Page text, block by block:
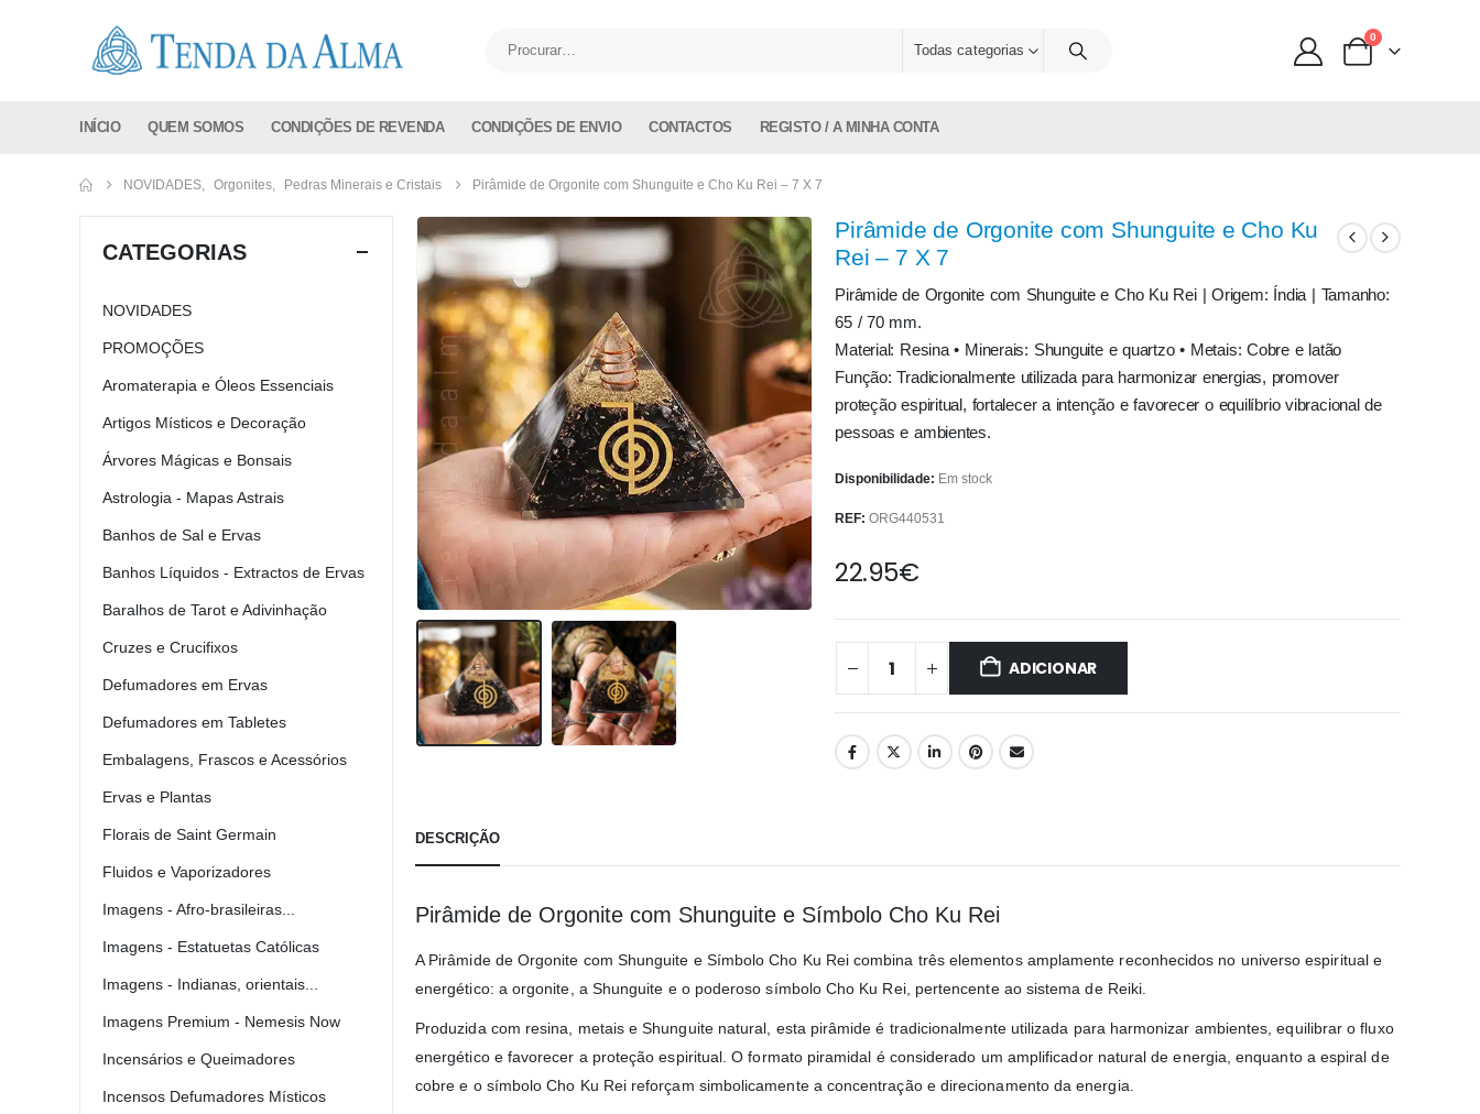
Todas categorias
0
INÍCIO QUEM SOMOS CONDIÇÕES DE REVENDA CONDIÇÕES DE ENVIO CONTACTOS REGISTO / A MINHA CONTA
NOVIDADES, Orgonites, Pedras Minerais e Cristais Pirâmide de Orgonite com Shunguite e Cho Ku Rei – 7 X 7
Pirâmide de Orgonite com Shunguite e Cho Ku
Rei – 7 X 7
Pirâmide de Orgonite com Shunguite e Cho Ku Rei | Origem: Índia | Tamanho:
65 / 70 mm.
Material: Resina • Minerais: Shunguite e quartzo • Metais: Cobre e latão
Função: Tradicionalmente utilizada para harmonizar energias, promover
proteção espiritual, fortalecer a intenção e favorecer o equilíbrio vibracional de
pessoas e ambientes.
Disponibilidade: Em stock
REF:ORG440531
22.95€
ADICIONAR
DESCRIÇÃO
Pirâmide de Orgonite com Shunguite e Símbolo Cho Ku Rei
A Pirâmide de Orgonite com Shunguite e Símbolo Cho Ku Rei combina três elementos amplamente reconhecidos no universo espiritual e
energético: a orgonite, a Shunguite e o poderoso símbolo Cho Ku Rei, pertencente ao sistema de Reiki.
Produzida com resina, metais e Shunguite natural, esta pirâmide é tradicionalmente utilizada para harmonizar ambientes, equilibrar o fluxo
energético e favorecer a proteção espiritual. O formato piramidal é considerado um amplificador natural de energia, enquanto a espiral de
cobre e o símbolo Cho Ku Rei reforçam simbolicamente a concentração e direcionamento da energia.
CATEGORIAS
NOVIDADES
PROMOÇÕES
Aromaterapia e Óleos Essenciais
Artigos Místicos e Decoração
Árvores Mágicas e Bonsais
Astrologia - Mapas Astrais
Banhos de Sal e Ervas
Banhos Líquidos - Extractos de Ervas
Baralhos de Tarot e Adivinhação
Cruzes e Crucifixos
Defumadores em Ervas
Defumadores em Tabletes
Embalagens, Frascos e Acessórios
Ervas e Plantas
Florais de Saint Germain
Fluidos e Vaporizadores
Imagens - Afro-brasileiras...
Imagens - Estatuetas Católicas
Imagens - Indianas, orientais...
Imagens Premium - Nemesis Now
Incensários e Queimadores
Incensos Defumadores Místicos